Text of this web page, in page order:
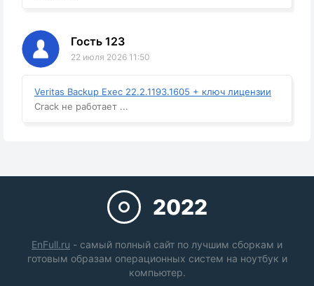
Гость 123
22 июля 2026 11:50
Veritas Backup Exec 22.2.1193.1605 + ключ лицензии
Crack не работает ...
2022
EnFull.ru - самый полный сайт по лучшим сборкам и
готовым образам операционных систем на ноутбук и
компьютер.